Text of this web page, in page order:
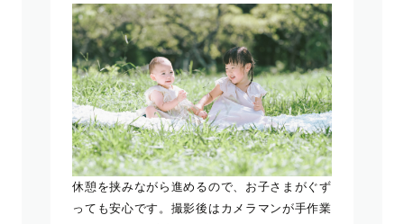
休憩を挟みながら進めるので、お子さまがぐず
っても安心です。撮影後はカメラマンが手作業